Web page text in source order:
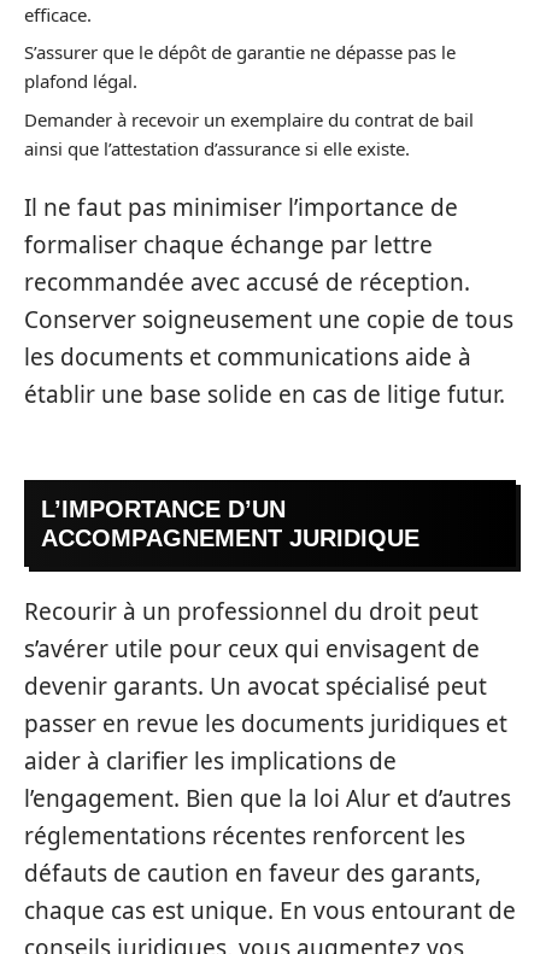
efficace.
S’assurer que le dépôt de garantie ne dépasse pas le
plafond légal.
Demander à recevoir un exemplaire du contrat de bail
ainsi que l’attestation d’assurance si elle existe.
Il ne faut pas minimiser l’importance de
formaliser chaque échange par lettre
recommandée avec accusé de réception.
Conserver soigneusement une copie de tous
les documents et communications aide à
établir une base solide en cas de litige futur.
L’IMPORTANCE D’UN
ACCOMPAGNEMENT JURIDIQUE
Recourir à un professionnel du droit peut
s’avérer utile pour ceux qui envisagent de
devenir garants. Un avocat spécialisé peut
passer en revue les documents juridiques et
aider à clarifier les implications de
l’engagement. Bien que la loi Alur et d’autres
réglementations récentes renforcent les
défauts de caution en faveur des garants,
chaque cas est unique. En vous entourant de